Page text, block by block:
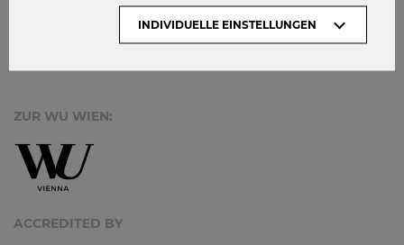
ZUR WU WIEN:
ACCREDITED BY
INDIVIDUELLE EINSTELLUNGEN